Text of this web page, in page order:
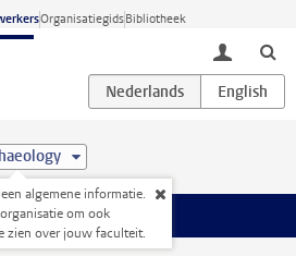
OrganisatiegidsBibliotheek
toggle
algemene informatie.
om ook
zien over jouw faculteit.